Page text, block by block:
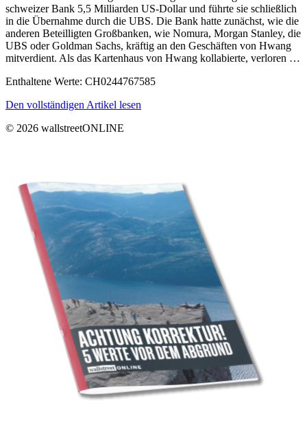
schweizer Bank 5,5 Milliarden US-Dollar und führte sie schließlich
in die Übernahme durch die UBS. Die Bank hatte zunächst, wie die
anderen Beteilligten Großbanken, wie Nomura, Morgan Stanley, die
UBS oder Goldman Sachs, kräftig an den Geschäften von Hwang
mitverdient. Als das Kartenhaus von Hwang kollabierte, verloren …
Enthaltene Werte: CH0244767585
Den vollständigen Artikel lesen
© 2026 wallstreetONLINE